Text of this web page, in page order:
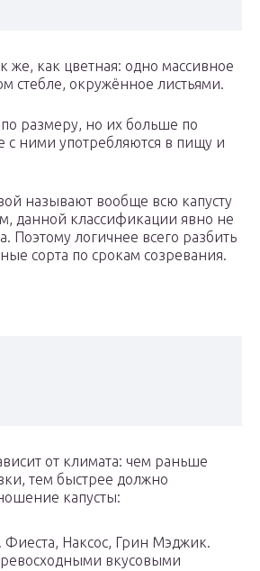
же, как цветная: одно массивное
стебле, окружённое листьями.
размеру, но их больше по
с ними употребляются в пищу и
называют вообще всю капусту
данной классификации явно не
Поэтому логичнее всего разбить
сорта по срокам созревания.
от климата: чем раньше
тем быстрее должно
капусты:
Фиеста, Наксос, Грин Мэджик.
вкусовыми